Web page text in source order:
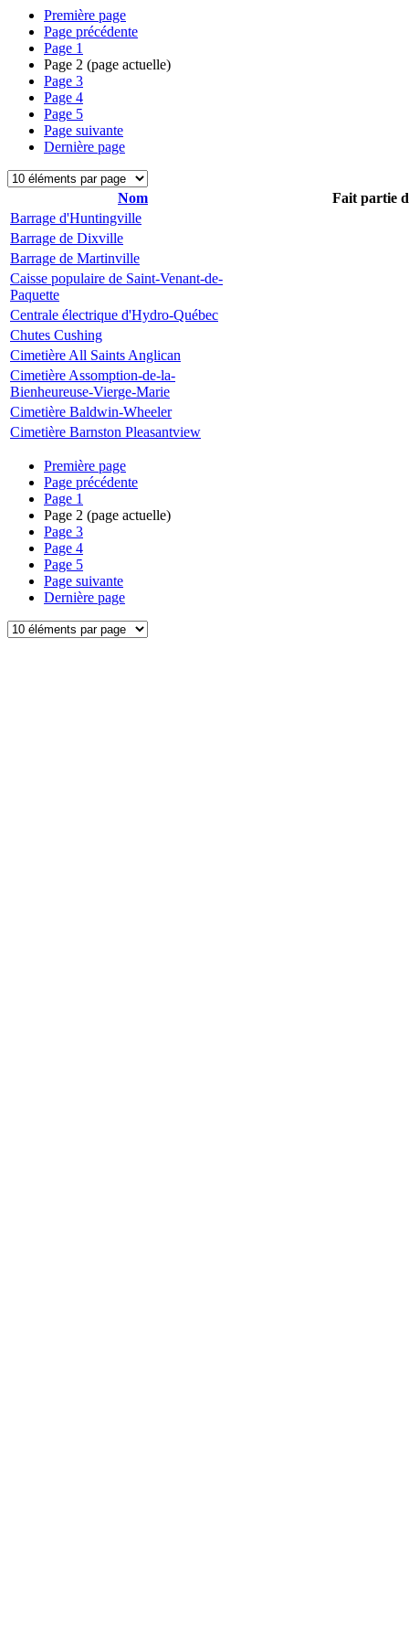
Première page
Page précédente
Page 1
Page 2 (page actuelle)
Page 3
Page 4
Page 5
Page suivante
Dernière page
Nom
Fait partie
Barrage d'Huntingville
Barrage de Dixville
Barrage de Martinville
Caisse populaire de Saint-Venant-de-
Paquette
Centrale électrique d'Hydro-Québec
Chutes Cushing
Cimetière All Saints Anglican
Cimetière Assomption-de-la-
Bienheureuse-Vierge-Marie
Cimetière Baldwin-Wheeler
Cimetière Barnston Pleasantview
Première page
Page précédente
Page 1
Page 2 (page actuelle)
Page 3
Page 4
Page 5
Page suivante
Dernière page